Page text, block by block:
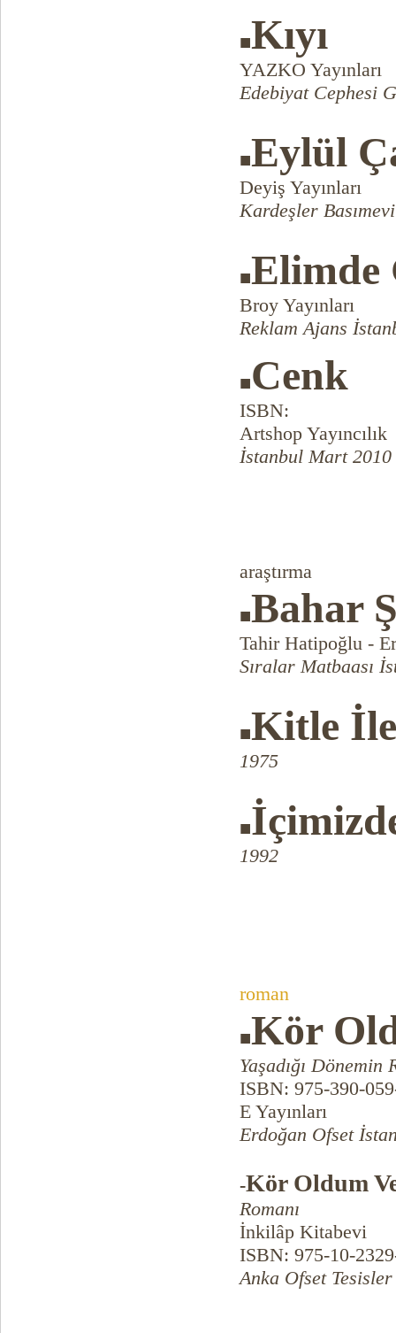
■Kıyı
YAZKO Yayınları
Edebiyat Cephesi
■Eylül
Deyiş Yayınları
Kardeşler
■Elimde
Broy Yayınları
Reklam Ajans
■Cenk
ISBN:
Artshop Yayıncılık
İstanbul Mart 2010
araştırma
■Bahar
Tahir Hatipoğlu -
Sıralar Matbaası
■Kitle
1975
■
1992
roman
■Kör
Yaşadığı Dönemin
ISBN: 975-390-
E Yayınları
Erdoğan Ofset
-Kör Oldum
Romanı
İnkilâp Kitabevi
ISBN: 975-10-
Anka Ofset